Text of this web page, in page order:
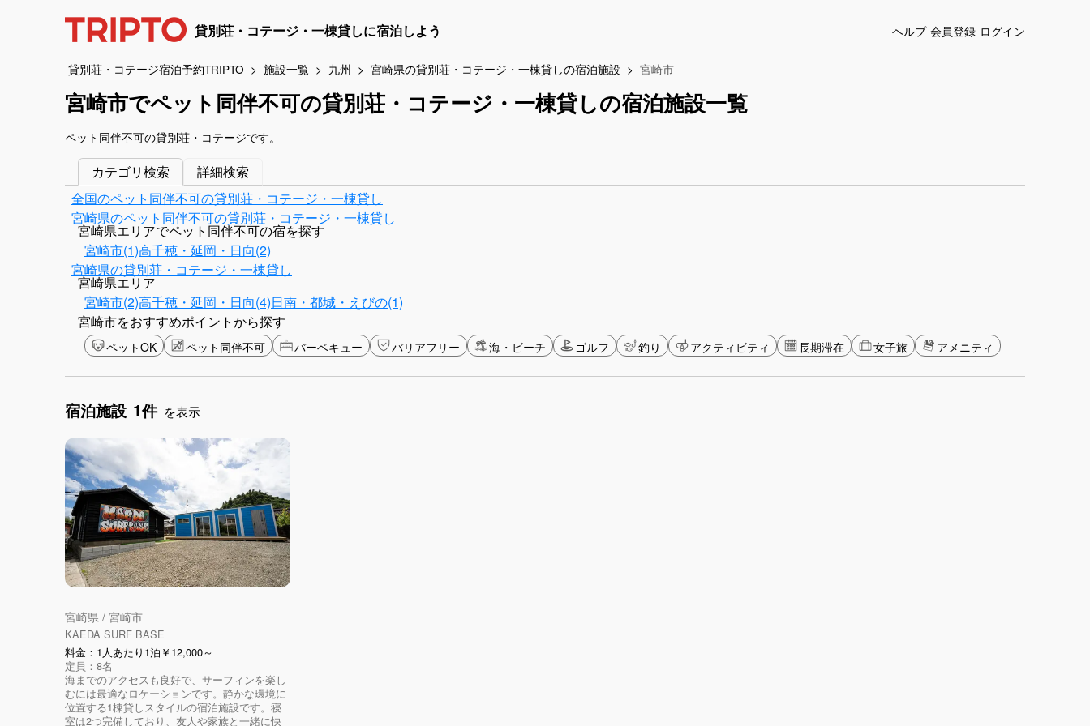
貸別荘・コテージ・一棟貸しに宿泊しよう ヘルプ 会員登録 ログイン
貸別荘・コテージ宿泊予約TRIPTO 施設一覧 九州 宮崎県の貸別荘・コテージ・一棟貸しの宿泊施設 宮崎市
宮崎市でペット同伴不可の貸別荘・コテージ・一棟貸しの宿泊施設一覧
ペット同伴不可の貸別荘・コテージです。
カテゴリ検索
詳細検索
全国のペット同伴不可の貸別荘・コテージ・一棟貸し
宮崎県のペット同伴不可の貸別荘・コテージ・一棟貸し
宮崎県エリアでペット同伴不可の宿を探す
宮崎市(1)高千穂・延岡・日向(2)
宮崎県の貸別荘・コテージ・一棟貸し
宮崎県エリア
宮崎市(2)高千穂・延岡・日向(4)日南・都城・えびの(1)
宮崎市をおすすめポイントから探す
ペットOK ペット同伴不可 バーベキュー バリアフリー 海・ビーチ ゴルフ 釣り アクティビティ 長期滞在 女子旅 アメニティ
宿泊施設 1件 を表示
宮崎県 / 宮崎市
KAEDA SURF BASE
料金：1人あたり1泊￥12,000～
定員：8名
海までのアクセスも良好で、サーフィンを楽し
むには最適なロケーションです。静かな環境に
位置する1棟貸しスタイルの宿泊施設です。寝
室は2つ完備しており、友人や家族と一緒に快